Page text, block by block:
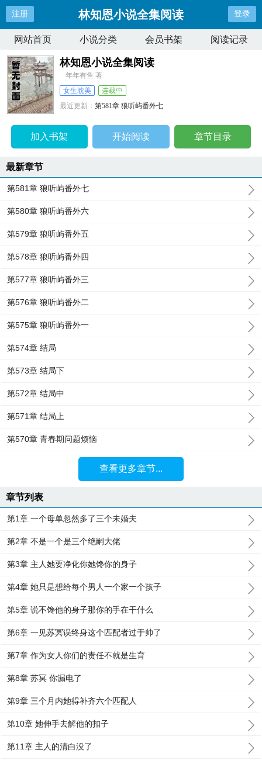
注册 林知恩小说全集阅读 登录
网站首页 小说分类 会员书架 阅读记录
林知恩小说全集阅读
年年有鱼 著
女生耽美
连载中
最近更新：第581章 狼听屿番外七
加入书架 开始阅读 章节目录
最新章节
第581章 狼听屿番外七
第580章 狼听屿番外六
第579章 狼听屿番外五
第578章 狼听屿番外四
第577章 狼听屿番外三
第576章 狼听屿番外二
第575章 狼听屿番外一
第574章 结局
第573章 结局下
第572章 结局中
第571章 结局上
第570章 青春期问题烦恼
查看更多章节...
章节列表
第1章 一个母单忽然多了三个未婚夫
第2章 不是一个是三个绝嗣大佬
第3章 主人她要净化你她馋你的身子
第4章 她只是想给每个男人一个家一个孩子
第5章 说不馋他的身子那你的手在干什么
第6章 一见苏冥误终身这个匹配者过于帅了
第7章 作为女人你们的责任不就是生育
第8章 苏冥 你漏电了
第9章 三个月内她得补齐六个匹配人
第10章 她伸手去解他的扣子
第11章 主人的清白没了